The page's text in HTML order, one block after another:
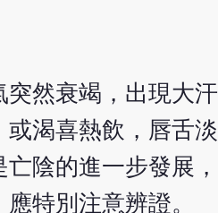
然衰竭，出現大
渴喜熱飲，唇舌
陰的進一步發展
特別注意辨證。